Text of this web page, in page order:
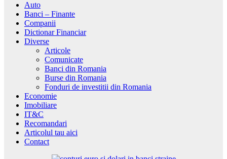
Auto
Banci – Finante
Companii
Dictionar Financiar
Diverse
Articole
Comunicate
Banci din Romania
Burse din Romania
Fonduri de investitii din Romania
Economie
Imobiliare
IT&C
Recomandari
Articolul tau aici
Contact